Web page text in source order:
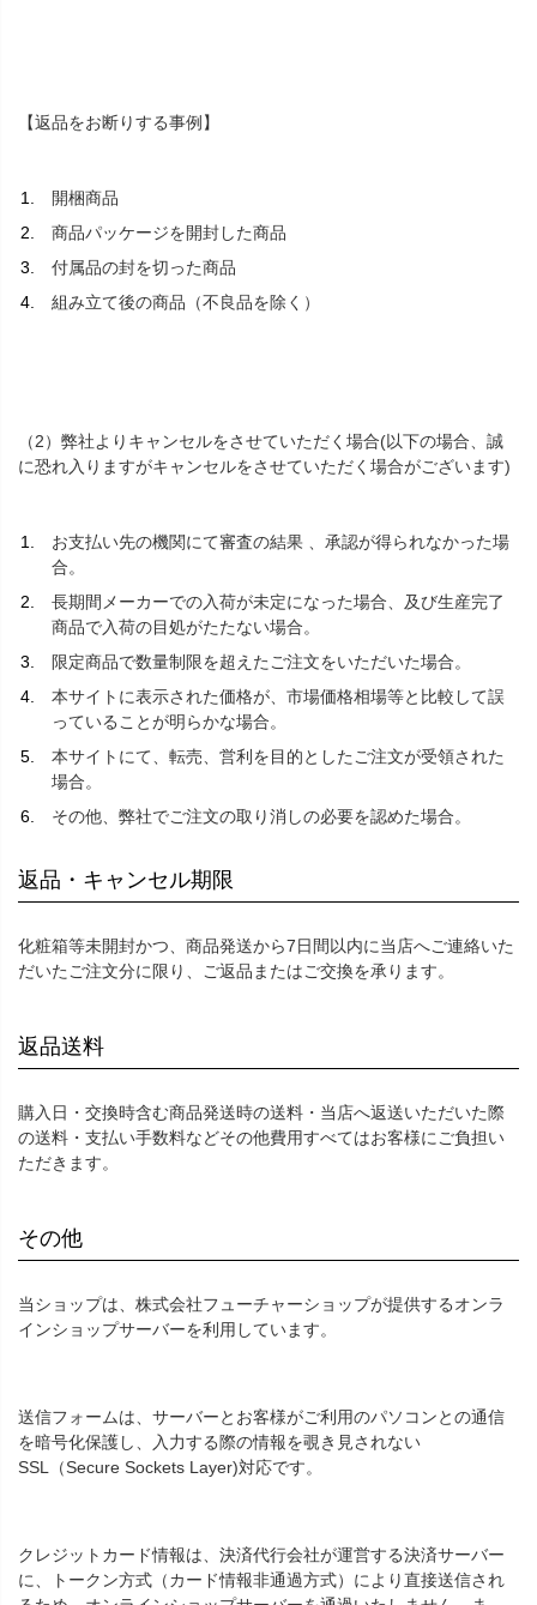
【返品をお断りする事例】
開梱商品
商品パッケージを開封した商品
付属品の封を切った商品
組み立て後の商品（不良品を除く）
（2）弊社よりキャンセルをさせていただく場合(以下の場合、誠
に恐れ入りますがキャンセルをさせていただく場合がございます)
お支払い先の機関にて審査の結果 、承認が得られなかった場
合。
長期間メーカーでの入荷が未定になった場合、及び生産完了
商品で入荷の目処がたたない場合。
限定商品で数量制限を超えたご注文をいただいた場合。
本サイトに表示された価格が、市場価格相場等と比較して誤
っていることが明らかな場合。
本サイトにて、転売、営利を目的としたご注文が受領された
場合。
その他、弊社でご注文の取り消しの必要を認めた場合。
返品・キャンセル期限
化粧箱等未開封かつ、商品発送から7日間以内に当店へご連絡いた
だいたご注文分に限り、ご返品またはご交換を承ります。
返品送料
購入日・交換時含む商品発送時の送料・当店へ返送いただいた際
の送料・支払い手数料などその他費用すべてはお客様にご負担い
ただきます。
その他
当ショップは、株式会社フューチャーショップが提供するオンラ
インショップサーバーを利用しています。
送信フォームは、サーバーとお客様がご利用のパソコンとの通信
を暗号化保護し、入力する際の情報を覗き見されない
SSL（Secure Sockets Layer)対応です。
クレジットカード情報は、決済代行会社が運営する決済サーバー
に、トークン方式（カード情報非通過方式）により直接送信され